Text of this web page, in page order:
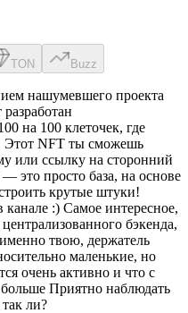
TON Buzz
нашумевшего проекта
на 100 клеточек, где
Этот NFT ты сможешь
или ссылку на сторонний
это просто база, на основе
крутые штуки!
:) Самое интересное,
бэкенда,
твою, держатель
маленькие, но
очень активно и что с
Приятно наблюдать
ли?